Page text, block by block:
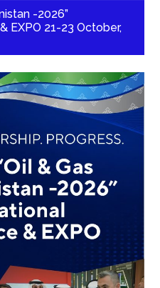
-2026”
EXPO 21-23 October,